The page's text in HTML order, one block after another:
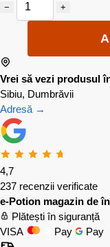
− +
Vrei să vezi produsul
Sibiu, Dumbrăvii
Adresă →
4,7
237 recenzii verificate
e-Potion magazin de
Plătești în siguranță
VISA
Pay Pay